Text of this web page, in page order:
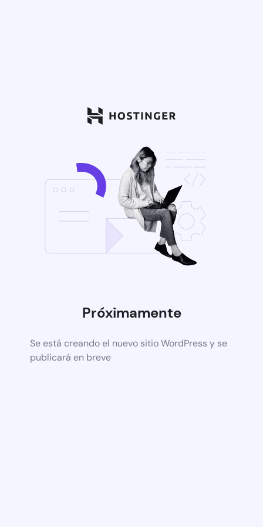
Próximamente
Se está creando el nuevo sitio WordPress y se
publicará en breve